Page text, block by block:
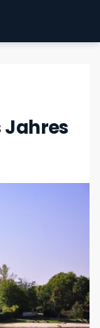
Jahres